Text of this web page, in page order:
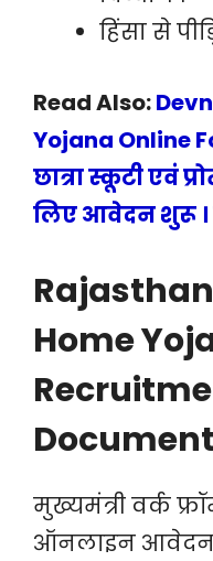
हिंसा से
Read Also:
Yojana Online
छात्रा स्कूटी एवं
लिए आवेदन शुरू
Home
मुख्यमंत्री वर्क
ऑनलाइन